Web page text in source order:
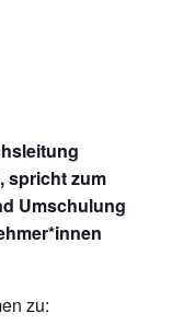
spricht zum
Umschulung
zu: